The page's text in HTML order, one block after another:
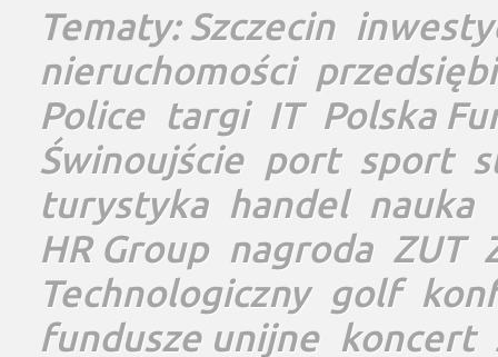
Tematy:Szczecin
nieruchomości
Police targi IT Polska
Świnoujście port sport
turystyka handel nauka
HR Group nagroda ZUT
Technologiczny golf
fundusze unijne koncert